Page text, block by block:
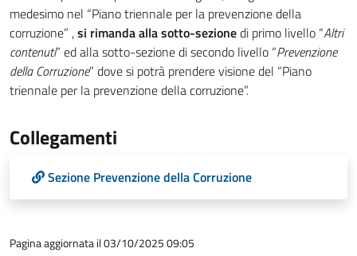
medesimo nel “Piano triennale per la prevenzione della
corruzione” ,si rimanda alla sotto-sezionedi primo livello “Altri
contenuti” ed alla sotto-sezione di secondo livello “Prevenzione
della Corruzione” dove si potrà prendere visione del “Piano
triennale per la prevenzione della corruzione”.
Collegamenti
Sezione Prevenzione della Corruzione
Pagina aggiornata il 03/10/2025 09:05